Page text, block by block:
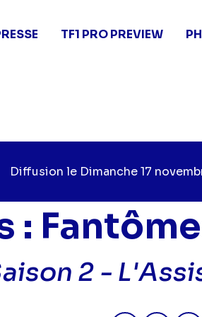
TF1 PRO PREVIEW
Diffusion le Jour
diffusion
Dimanche 17
:
2 -